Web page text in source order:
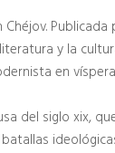
y la
en
del siglo xix,